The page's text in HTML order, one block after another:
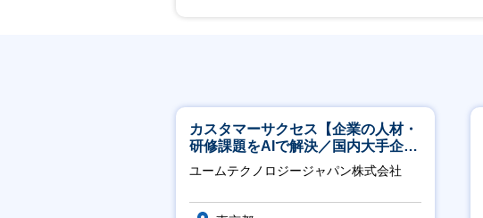
カスタマーサクセス【企業の人材・
研修課題をAIで解決／国内大手企業
約3万社導入／フレックス可】
ユームテクノロジージャパン株式会社